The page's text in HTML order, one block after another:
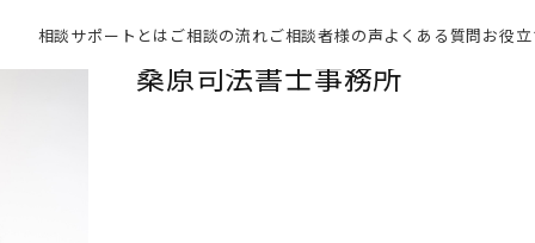
相談サポートとは ご相談の流れご相談者様の声よくある質問お役
桑原司法書士事務所